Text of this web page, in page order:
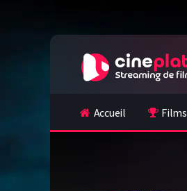
Accueil Films